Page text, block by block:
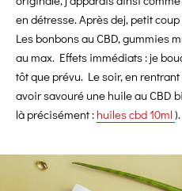
en détresse. Après dej, petit
Les bonbons au CBD, gummies
au max. Effets immédiats : je
tôt que prévu. Le soir, en
avoir savouré une huile au CBD
là précisément : huiles cbd 10ml ).